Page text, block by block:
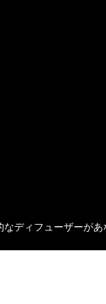
なディフューザーが